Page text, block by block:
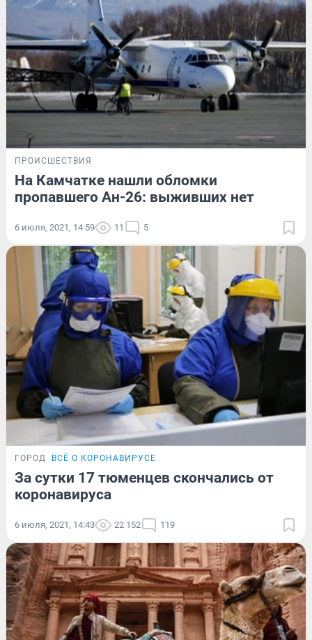
ПРОИСШЕСТВИЯ
На Камчатке нашли обломки
пропавшего Ан-26: выживших нет
6 июля, 2021, 14:59 11 5
ГОРОД ВСЁ О КОРОНАВИРУСЕ
За сутки 17 тюменцев скончались от
коронавируса
6 июля, 2021, 14:43 22 152 119